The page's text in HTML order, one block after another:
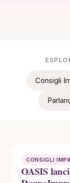
Consigli
CONSIGLI
OASIS